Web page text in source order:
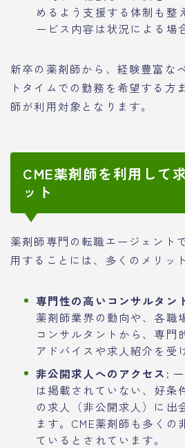
めるよう支援する体制も整
ービス内容は状況による場
新卒の薬剤師から、経験豊富な
トタイムでの勤務を希望する方
師が利用対象となります。
CME薬剤師を利用して
ット
薬剤師専門の転職エージェント
用することには、多くのメリッ
専門性の高いコンサルタン
薬剤師業界の動向や、各職
コンサルタントから、専門
アドバイスや求人紹介を受
非公開求人へのアクセス:
は掲載されていない、好条
の求人（非公開求人）に出
ます。CME薬剤師も多くの
ているとされています。